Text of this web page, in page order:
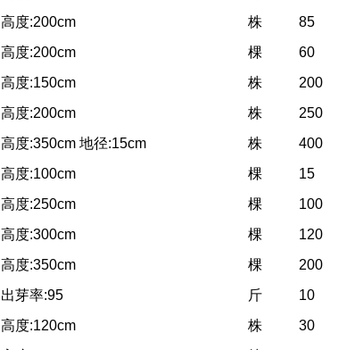
高度:200cm 株
85
高度:200cm 棵 60
高度:150cm 株
200
高度:200cm 株
250
高度:350cm 地径:15cm 株
400
高度:100cm 棵 15
高度:250cm 棵
100
高度:300cm 棵
120
高度:350cm 棵
200
出芽率:95 斤
10
高度:120cm 株
30